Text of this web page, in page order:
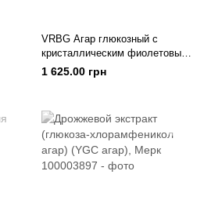
VRBG Агар глюкозный с
кристаллическим фиолетовым
нейтральным красным и
1 625.00 грн